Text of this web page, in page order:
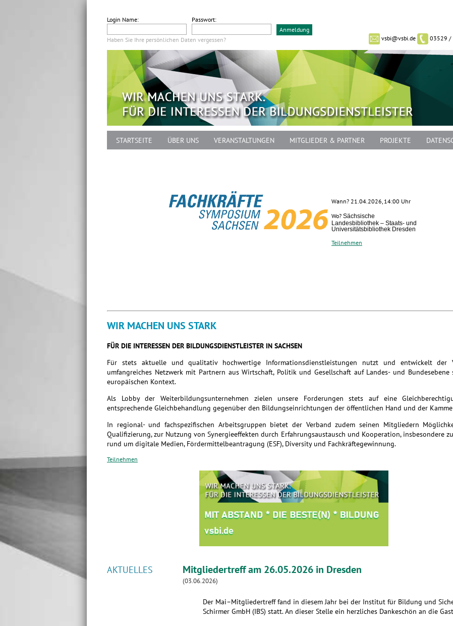
Login Name: Passwort:
Haben Sie Ihre persönlichen Daten vergessen? vsbi@vsbi.de 03529 /
STARTSEITE ÜBER UNS VERANSTALTUNGEN MITGLIEDER & PARTNER PROJEKTE
Wann? 21.04.2026, 14:00 Uhr
Wo? Sächsische
Landesbibliothek – Staats- und
Universitätsbibliothek Dresden
Teilnehmen
WIR MACHEN UNS STARK
FÜR DIE INTERESSEN DER BILDUNGSDIENSTLEISTER IN SACHSEN
Für stets aktuelle und qualitativ hochwertige Informationsdienstleistungen nutzt und entwickelt der
umfangreiches Netzwerk mit Partnern aus Wirtschaft, Politik und Gesellschaft auf Landes- und Bundesebene
europäischen Kontext.
Als Lobby der Weiterbildungsunternehmen zielen unsere Forderungen stets auf eine
entsprechende Gleichbehandlung gegenüber den Bildungseinrichtungen der öffentlichen Hand und der
In regional- und fachspezifischen Arbeitsgruppen bietet der Verband zudem seinen Mitgliedern
Qualifizierung, zur Nutzung von Synergieeffekten durch Erfahrungsaustausch und Kooperation, insbesondere
rund um digitale Medien, Fördermittelbeantragung (ESF), Diversity und Fachkräftegewinnung.
Teilnehmen
AKTUELLES Mitgliedertreff am 26.05.2026 in Dresden
(03.06.2026)
Der Mai–Mitgliedertreff fand in diesem Jahr bei der Institut für Bildung und
Schirmer GmbH (IBS) statt. An dieser Stelle ein herzliches Dankeschön an die